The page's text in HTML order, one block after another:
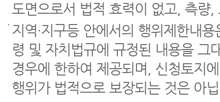
도면으로서 법적 효력이 없고, 측량
지역·지구등 안에서의 행위제한내
령 및 자치법규에 규정된 내용을 그
경우에 한하여 제공되며, 신청토지
행위가 법적으로 보장되는 것은 아